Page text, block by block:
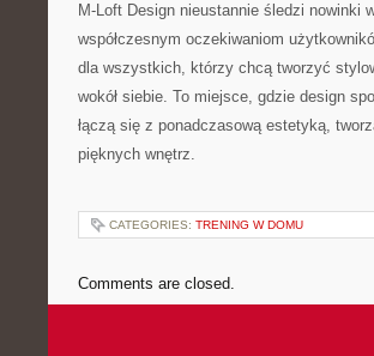
M-Loft Design nieustannie śledzi nowinki
współczesnym oczekiwaniom
dla wszystkich, którzy chcą tworzyć
wokół siebie. To miejsce, gdzie design
łączą się z ponadczasową estetyką,
pięknych wnętrz.
CATEGORIES: TRENING W DOMU
Comments are closed.